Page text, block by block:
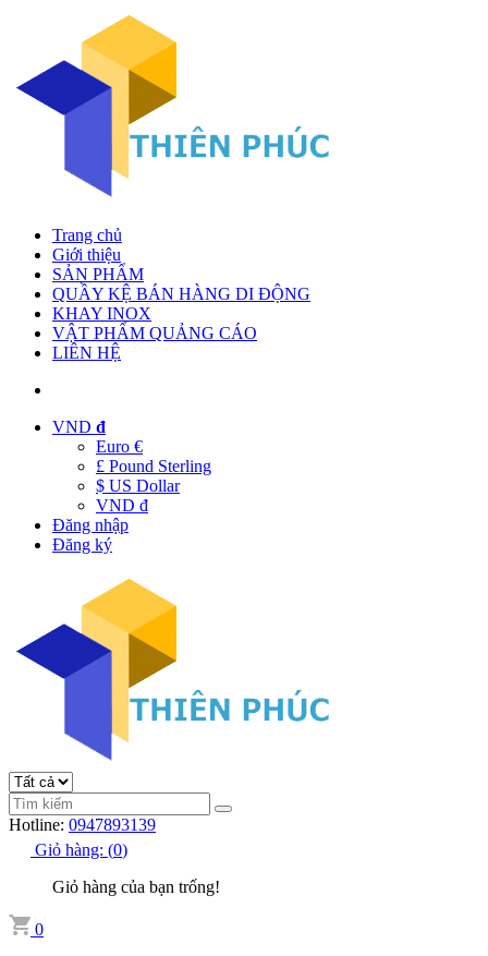
Trang chủ
Giới thiệu
SẢN PHẨM
QUẦY KỆ BÁN HÀNG DI ĐỘNG
KHAY INOX
VẬT PHẨM QUẢNG CÁO
LIÊN HỆ
VND đ
Euro €
£ Pound Sterling
$ US Dollar
VND đ
Đăng nhập
Đăng ký
Hotline: 0947893139
Giỏ hàng: (0)
Giỏ hàng của bạn trống!
0